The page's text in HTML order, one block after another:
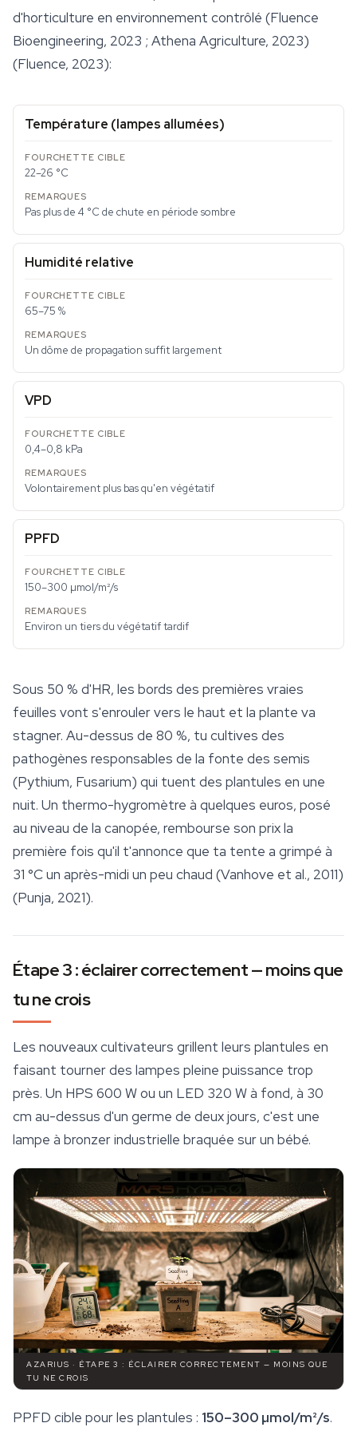
d'horticulture en environnement contrôlé (Fluence
Bioengineering, 2023 ; Athena Agriculture, 2023)
(Fluence, 2023):
Température (lampes allumées)
22–26 °C
Pas plus de 4 °C de chute en période sombre
Humidité relative
65–75 %
Un dôme de propagation suffit largement
VPD
0,4–0,8 kPa
Volontairement plus bas qu'en végétatif
PPFD
150–300 µmol/m²/s
Environ un tiers du végétatif tardif
Sous 50 % d'HR, les bords des premières vraies
feuilles vont s'enrouler vers le haut et la plante va
stagner. Au-dessus de 80 %, tu cultives des
pathogènes responsables de la fonte des semis
(Pythium, Fusarium) qui tuent des plantules en une
nuit. Un thermo-hygromètre à quelques euros, posé
au niveau de la canopée, rembourse son prix la
première fois qu'il t'annonce que ta tente a grimpé à
31 °C un après-midi un peu chaud (Vanhove et al., 2011)
(Punja, 2021).
Étape 3 : éclairer correctement — moins que
tu ne crois
Les nouveaux cultivateurs grillent leurs plantules en
faisant tourner des lampes pleine puissance trop
près. Un HPS 600 W ou un LED 320 W à fond, à 30
cm au-dessus d'un germe de deux jours, c'est une
lampe à bronzer industrielle braquée sur un bébé.
AZARIUS · ÉTAPE 3 : ÉCLAIRER CORRECTEMENT — MOINS QUE
TU NE CROIS
PPFD cible pour les plantules : 150–300 µmol/m²/s.